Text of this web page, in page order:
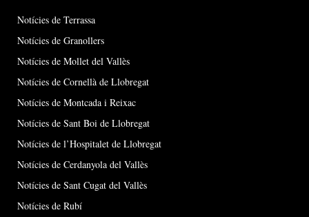
Notícies de Terrassa
Notícies de Granollers
Notícies de Mollet del Vallès
Notícies de Cornellà de Llobregat
Notícies de Montcada i Reixac
Notícies de Sant Boi de Llobregat
Notícies de l’Hospitalet de Llobregat
Notícies de Cerdanyola del Vallès
Notícies de Sant Cugat del Vallès
Notícies de Rubí